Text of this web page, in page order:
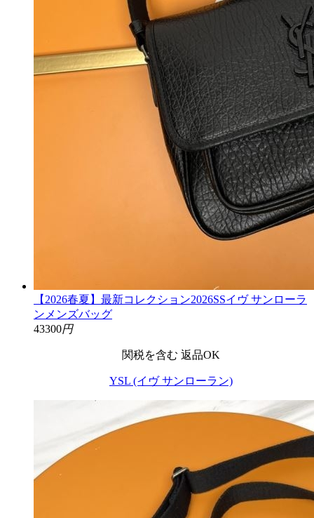
【2026春夏】最新コレクション2026SSイヴ サンローラ
ンメンズバッグ
43300円
関税を含む 返品OK
YSL (イヴ サンローラン)